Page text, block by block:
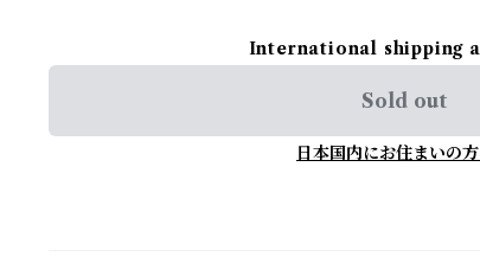
International shipping
Sold out
日本国内にお住まいの